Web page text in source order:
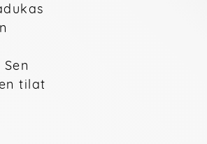
tilat